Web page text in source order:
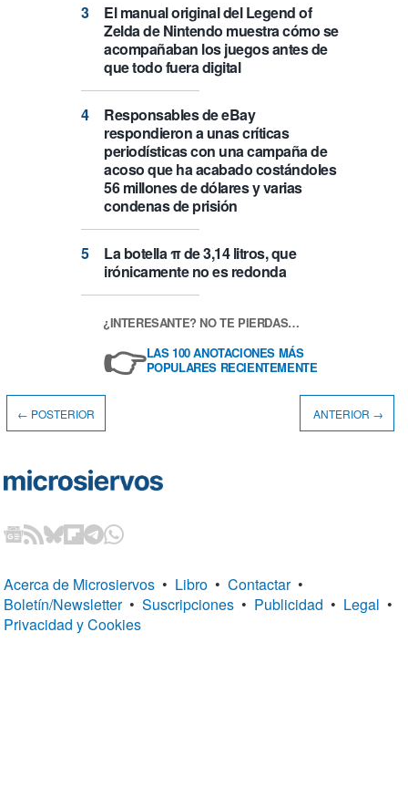
El manual original del Legend of
Zelda de Nintendo muestra cómo se
acompañaban los juegos antes de
que todo fuera digital
Responsables de eBay
respondieron a unas críticas
periodísticas con una campaña de
acoso que ha acabado costándoles
56 millones de dólares y varias
condenas de prisión
La botella π de 3,14 litros, que
irónicamente no es redonda
¿INTERESANTE? NO TE PIERDAS…
👉LAS 100 ANOTACIONES MÁS
POPULARES RECIENTEMENTE
← POSTERIOR ANTERIOR →
Acerca de Microsiervos • Libro • Contactar •
Boletín/Newsletter • Suscripciones • Publicidad • Legal •
Privacidad y Cookies